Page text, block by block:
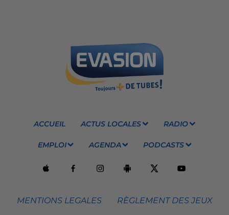
ACCUEIL ACTUS LOCALES RADIO
EMPLOI AGENDA PODCASTS
MENTIONS LEGALES RÈGLEMENT DES JEUX